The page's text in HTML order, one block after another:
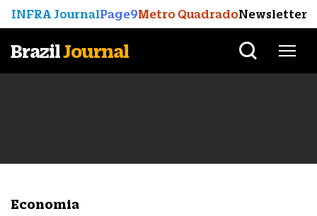
INFRA JournalPage9Metro QuadradoNewsletter
BrazilJournal
Economia